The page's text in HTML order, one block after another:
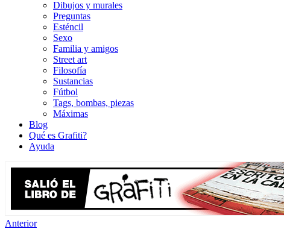
Dibujos y murales
Preguntas
Esténcil
Sexo
Familia y amigos
Street art
Filosofía
Sustancias
Fútbol
Tags, bombas, piezas
Máximas
Blog
Qué es Grafiti?
Ayuda
Anterior